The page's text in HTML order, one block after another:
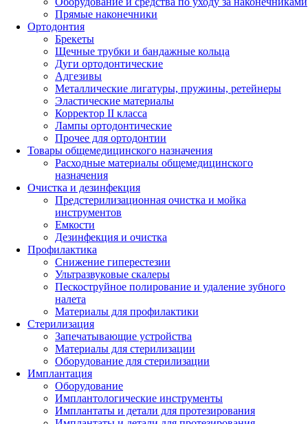
Прямые наконечники
Ортодонтия
Брекеты
Щечные трубки и бандажные кольца
Дуги ортодонтические
Адгезивы
Металлические лигатуры, пружины, ретейнеры
Эластические материалы
Корректор II класса
Лампы ортодонтические
Прочее для ортодонтии
Товары общемедицинского назначения
Расходные материалы общемедицинского
назначения
Очистка и дезинфекция
Предстерилизационная очистка и мойка
инструментов
Емкости
Дезинфекция и очистка
Профилактика
Снижение гиперестезии
Ультразвуковые скалеры
Пескоструйное полирование и удаление зубного
налета
Материалы для профилактики
Стерилизация
Запечатывающие устройства
Материалы для стерилизации
Оборудование для стерилизации
Имплантация
Оборудование
Имплантологические инструменты
Имплантаты и детали для протезирования